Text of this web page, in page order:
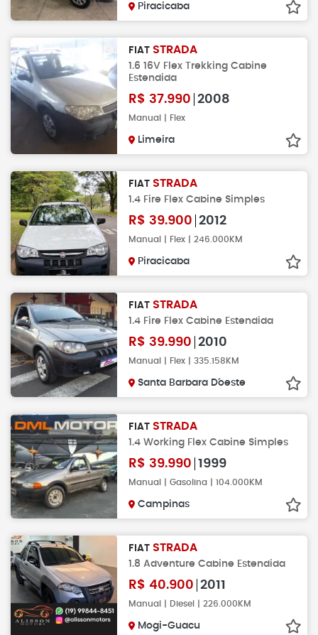
Piracicaba
FIAT STRADA
1.6 16V Flex Trekking Cabine
Estendida
R$ 37.990 2008
Manual | Flex
Limeira
FIAT STRADA
1.4 Fire Flex Cabine Simples
R$ 39.900 2012
Manual | Flex | 246.000KM
Piracicaba
FIAT STRADA
1.4 Fire Flex Cabine Estendida
R$ 39.990 2010
Manual | Flex | 335.158KM
Santa Barbara D´oeste
FIAT STRADA
1.4 Working Flex Cabine Simples
R$ 39.990 1999
Manual | Gasolina | 104.000KM
Campinas
FIAT STRADA
1.8 Adventure Cabine Estendida
R$ 40.900 2011
Manual | Diesel | 226.000KM
Mogi-Guacu